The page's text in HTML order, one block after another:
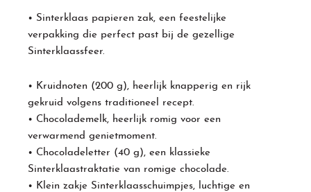
• Sinterklaas papieren zak, een feestelijke
verpakking die perfect past bij de gezellige
Sinterklaassfeer.
• Kruidnoten (200 g), heerlijk knapperig en rijk
gekruid volgens traditioneel recept.
• Chocolademelk, heerlijk romig voor een
verwarmend genietmoment.
• Chocoladeletter (40 g), een klassieke
Sinterklaastraktatie van romige chocolade.
• Klein zakje Sinterklaasschuimpjes, luchtige en